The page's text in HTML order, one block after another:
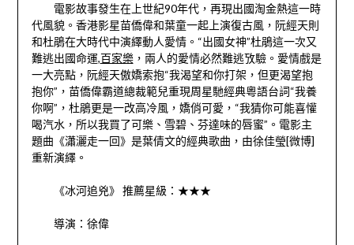
電影故事發生在上世紀90年代，再現出國淘金熱這一時
代風貌。香港影星苗僑偉和葉童一起上演復古風，阮經天則
和杜鵑在大時代中演繹動人愛情。“出國女神”杜鵑這一次又
難逃出國命運,百家樂，兩人的愛情必然難逃攷驗。愛情戲是
一大亮點，阮經天傲嬌索抱“我渴望和你打架，但更渴望抱
抱你”，苗僑偉霸道總裁範兒重現周星馳經典粵語台詞“我養
你啊”，杜鵑更是一改高冷風，嬌俏可愛，“我猜你可能喜懽
喝汽水，所以我買了可樂、雪碧、芬達味的唇蜜”。電影主
題曲《瀟灑走一回》是葉倩文的經典歌曲，由徐佳瑩[微博]
重新演繹。
《冰河追兇》 推薦星級：★★★
導演：徐偉